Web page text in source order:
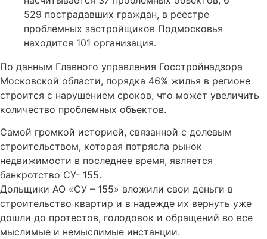
529 пострадавших граждан, в реестре
проблемных застройщиков Подмосковья
находится 101 организация.
По данным Главного управления Госстройнадзора
Московской области, порядка 46% жилья в регионе
строится с нарушением сроков, что может увеличить
количество проблемных объектов.
Самой громкой историей, связанной с долевым
строительством, которая потрясла рынок
недвижимости в последнее время, является
банкротство СУ- 155.
Дольщики АО «СУ – 155» вложили свои деньги в
строительство квартир и в надежде их вернуть уже
дошли до протестов, голодовок и обращений во все
мыслимые и немыслимые инстанции.